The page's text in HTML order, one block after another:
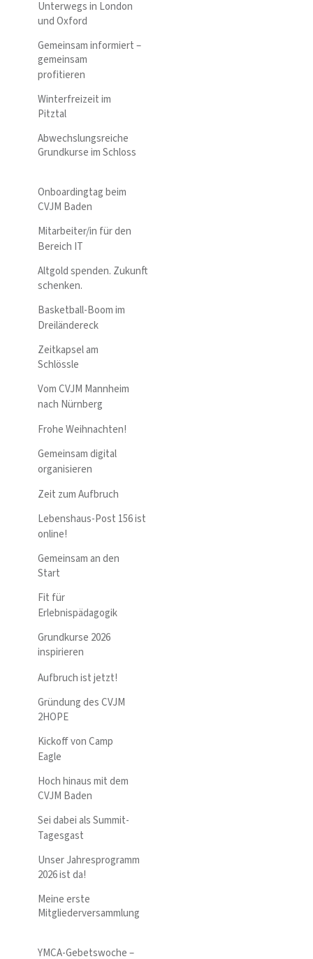
Unterwegs in London
und Oxford
Gemeinsam informiert –
gemeinsam
profitieren
Winterfreizeit im
Pitztal
Abwechslungsreiche
Grundkurse im Schloss
Onboardingtag beim
CVJM Baden
Mitarbeiter/in für den
Bereich IT
Altgold spenden. Zukunft
schenken.
Basketball-Boom im
Dreiländereck
Zeitkapsel am
Schlössle
Vom CVJM Mannheim
nach Nürnberg
Frohe Weihnachten!
Gemeinsam digital
organisieren
Zeit zum Aufbruch
Lebenshaus-Post 156 ist
online!
Gemeinsam an den
Start
Fit für
Erlebnispädagogik
Grundkurse 2026
inspirieren
Aufbruch ist jetzt!
Gründung des CVJM
2HOPE
Kickoff von Camp
Eagle
Hoch hinaus mit dem
CVJM Baden
Sei dabei als Summit-
Tagesgast
Unser Jahresprogramm
2026 ist da!
Meine erste
Mitgliederversammlung
YMCA-Gebetswoche –